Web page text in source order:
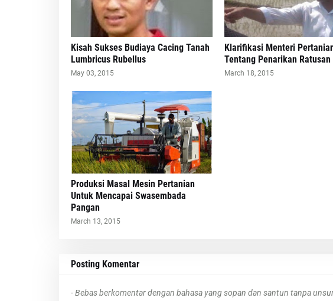
Kisah Sukses Budiaya Cacing Tanah
Lumbricus Rubellus
May 03, 2015
Klarifikasi Menteri
Tentang Penarikan
March 18, 2015
Produksi Masal Mesin Pertanian
Untuk Mencapai Swasembada
Pangan
March 13, 2015
Posting Komentar
- Bebas berkomentar dengan bahasa yang sopan dan santun tanpa